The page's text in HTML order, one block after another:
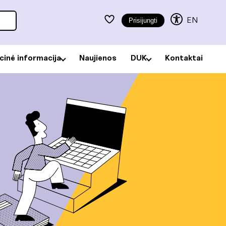
Prisijungti EN
informacija Naujienos DUK Kontaktai